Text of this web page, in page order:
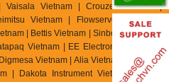
Vietnam | Crouzet Vietnam |
Vietnam | Flowserve Vietnam |
| Bettis Vietnam | Sinbon Vietnam |
Vietnam | EE Electronik Vietnam |
Vietnam | Alia Vietnam | Flowline
| Dakota Instrument Vietnam | Diehl